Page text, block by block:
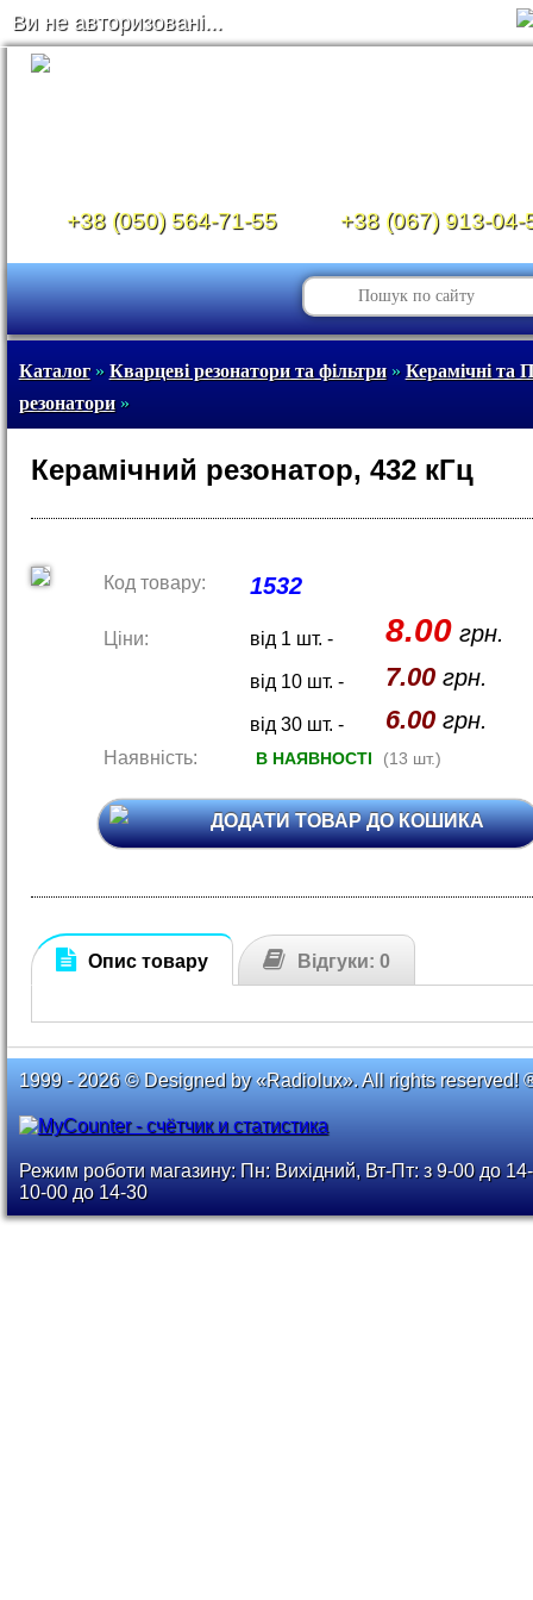
Ви не авторизовані...
+38 (050) 564-71-55 +38 (067) 913-04-
Каталог» Кварцеві резонатори та фільтри» Керамічні та
резонатори»
Керамічний резонатор, 432 кГц
Код товару: 1532
Ціни: від 1 шт. - 8.00грн.
від 10 шт. - 7.00грн.
від 30 шт. - 6.00грн.
Наявність: В НАЯВНОСТІ (13 шт.)
ДОДАТИ ТОВАР ДО КОШИКА
Опис товару Відгуки: 0
1999 - 2026 © Designed by «Radiolux». All rights reserved!
Режим роботи магазину: Пн: Вихідний, Вт-Пт: з 9-00 до
10-00 до 14-30